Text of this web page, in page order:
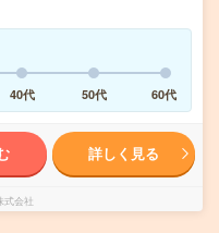
40代 50代 60代
詳しく見る
式会社